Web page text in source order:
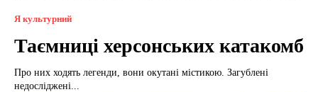
Я культурний
Таємниці херсонських катакомб
Про них ходять легенди, вони окутані містикою. Загублені
недосліджені...